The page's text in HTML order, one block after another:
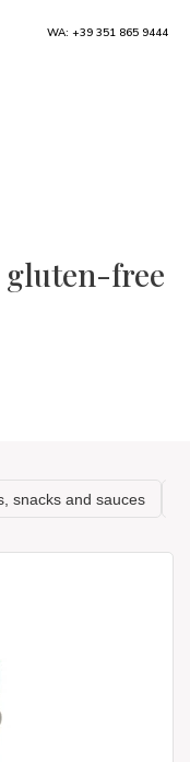
gluten-free
WA: +39 351 865 9444